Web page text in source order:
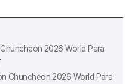
2026 World Para
Chuncheon 2026 World Para